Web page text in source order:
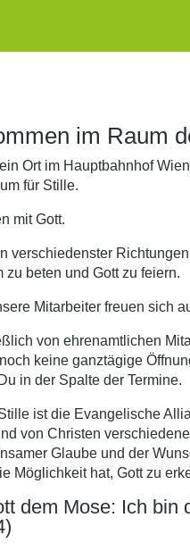
im Raum
Ort im Hauptbahnhof
für Stille.
mit Gott.
verschiedenster Richtungen
zu beten und Gott zu feiern.
Mitarbeiter freuen sich
von ehrenamtlichen
keine ganztägige
in der Spalte der Termine.
ist die Evangelische
von Christen
Glaube und der
Möglichkeit hat, Gott zu
dem Mose: Ich bin